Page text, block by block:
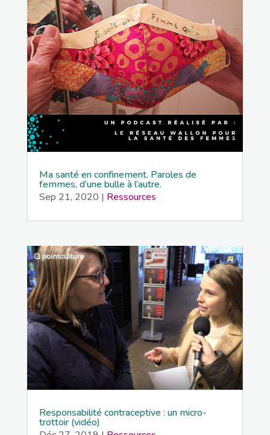
Ma santé en confinement. Paroles de
femmes, d’une bulle à l’autre.
Sep 21, 2020 | Ressources
Responsabilité contraceptive : un micro-
trottoir (vidéo)